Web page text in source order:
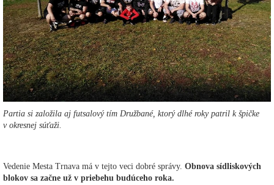
Partia si založila aj futsalový tím Družbané, ktorý dlhé roky patril k špičke
v okresnej súťaži.
Vedenie Mesta Trnava má v tejto veci dobré správy. Obnova sídliskových
blokov sa začne už v priebehu budúceho roka.